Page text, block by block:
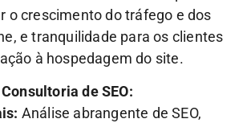
o crescimento do tráfego e dos
e tranquilidade para os clientes
à hospedagem do site.
Consultoria de SEO:
Análise abrangente de SEO,